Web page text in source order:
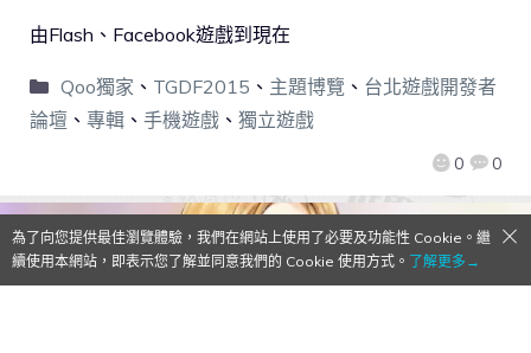
0 0
由Flash、Facebook遊戲到現在
Qoo獨家 、 TGDF2015 、 主題博覽 、 台北遊戲開發者
論壇 、 專輯 、 手機遊戲 、 獨立遊戲
為了向您提供最佳瀏覽體驗，我們在網站上使用了必要及功能性 Cookie。繼
續使用本網站，即表示您了解並同意我們的 Cookie 使用方式。 了解更多→